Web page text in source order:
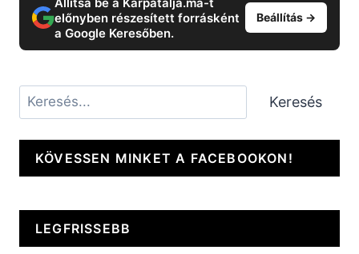
előnyben részesített forrásként
a Google Keresőben.
Beállítás →
Keresés Keresés
KÖVESSEN MINKET A FACEBOOKON!
LEGFRISSEBB